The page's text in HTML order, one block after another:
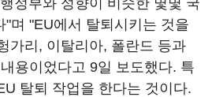
정부와 성향이 비슷한 몇몇 국
"며 "EU에서 탈퇴시키는 것을
가리, 이탈리아, 폴란드 등과
용이었다고 9일 보도했다. 특
탈퇴 작업을 한다는 것이다.